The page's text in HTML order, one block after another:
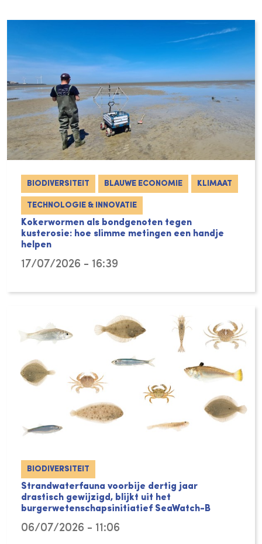
BIODIVERSITEIT BLAUWE ECONOMIE KLIMAAT
TECHNOLOGIE & INNOVATIE
Kokerwormen als bondgenoten tegen
kusterosie: hoe slimme metingen een handje
helpen
17/07/2026 - 16:39
BIODIVERSITEIT
Strandwaterfauna voorbije dertig jaar
drastisch gewijzigd, blijkt uit het
burgerwetenschapsinitiatief SeaWatch-B
06/07/2026 - 11:06